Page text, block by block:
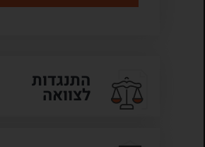
התנגדות
לצוואה